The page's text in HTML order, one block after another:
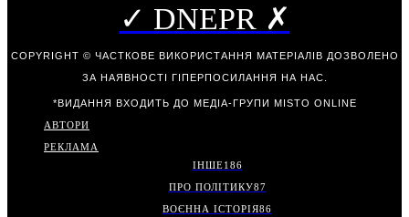
✓ DNEPR ✗
COPYRIGHT © ЧАСТКОВЕ ВИКОРИСТАННЯ МАТЕРІАЛІВ ДОЗВОЛЕНО
ЗА НАЯВНОСТІ ГІПЕРПОСИЛАННЯ НА НАС.
*ВИДАННЯ ВХОДИТЬ ДО МЕДІА-ГРУПИ MISTO ONLINE
АВТОРИ
РЕКЛАМА
ІНШЕ186
ПРО ПОЛІТИКУ87
ВОЄННА ІСТОРІЯ86